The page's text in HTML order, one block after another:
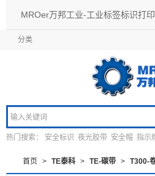
MROer万邦工业-工业标签标识打
分类
热门搜索： 安全标识 夜光胶带 安全帽 指示
首页 > TE泰科 > TE-碳带 > T300-